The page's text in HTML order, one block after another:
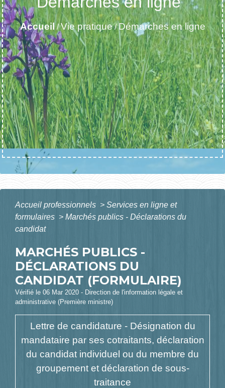
Accueil /Vie pratique/Démarches en ligne
Accueil professionnels > Services en ligne et
formulaires > Marchés publics - Déclarations du
candidat
MARCHÉS PUBLICS -
DÉCLARATIONS DU
CANDIDAT (FORMULAIRE)
Vérifié le 06 Mar 2020 - Direction de l'information légale et
administrative (Première ministre)
Lettre de candidature - Désignation du
mandataire par ses cotraitants, déclaration
du candidat individuel ou du membre du
groupement et déclaration de sous-
traitance